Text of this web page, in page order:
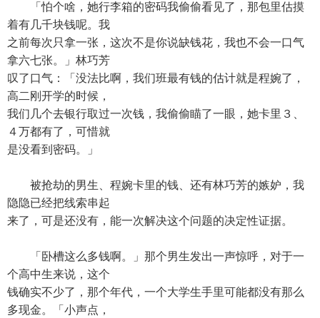
「怕个啥，她行李箱的密码我偷偷看见了，那包里估摸
着有几千块钱呢。我
之前每次只拿一张，这次不是你说缺钱花，我也不会一口气
拿六七张。」林巧芳
叹了口气：「没法比啊，我们班最有钱的估计就是程婉了，
高二刚开学的时候，
我们几个去银行取过一次钱，我偷偷瞄了一眼，她卡里３、
４万都有了，可惜就
是没看到密码。」
被抢劫的男生、程婉卡里的钱、还有林巧芳的嫉妒，我
隐隐已经把线索串起
来了，可是还没有，能一次解决这个问题的决定性证据。
「卧槽这么多钱啊。」那个男生发出一声惊呼，对于一
个高中生来说，这个
钱确实不少了，那个年代，一个大学生手里可能都没有那么
多现金。「小声点，